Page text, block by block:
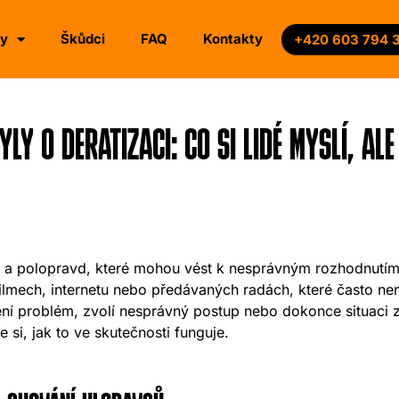
Škůdci FAQ Kontakty +420 603 794
O DERATIZACI: CO SI LIDÉ MYSLÍ,
polopravd, které mohou vést k nesprávným
internetu nebo předávaných radách, které často
problém, zvolí nesprávný postup nebo dokonce situaci
si, jak to ve skutečnosti funguje.